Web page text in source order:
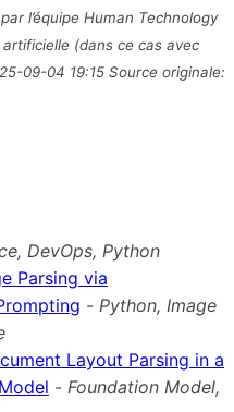
l’équipe Human Technology
(dans ce cas avec
09-04 19:15 Source originale:
DevOps, Python
Parsing via
- Python, Image
Layout Parsing in a
- Foundation Model,